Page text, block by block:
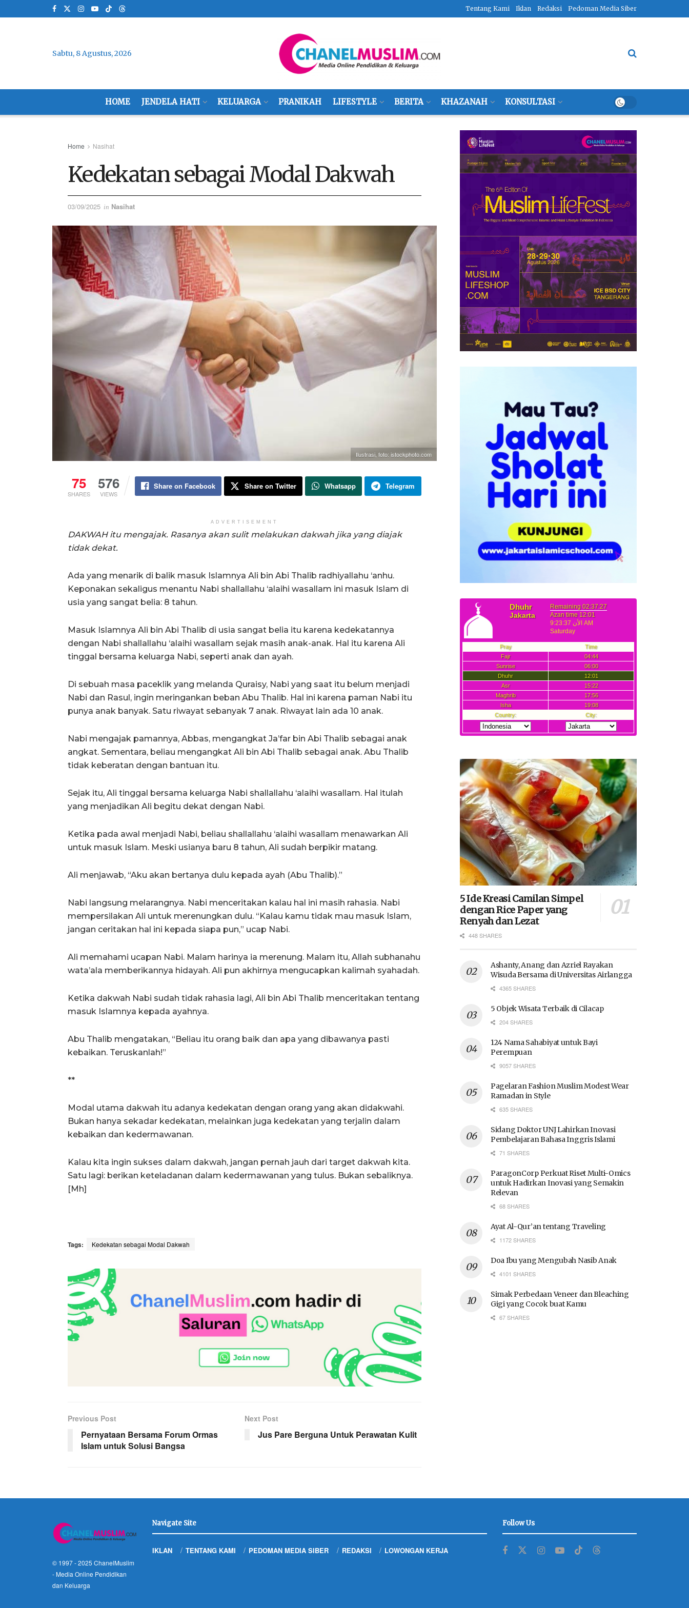
Tentang Kami Iklan Redaksi Pedoman Media Siber
Sabtu, 8 Agustus, 2026
HOME JENDELA HATI KELUARGA PRANIKAH LIFESTYLE BERITA KHAZANAH KONSULTASI
Home Nasihat
Kedekatan sebagai Modal Dakwah
03/09/2025 in Nasihat
Ilustrasi, foto: istockphoto.com
75
SHARES
576
VIEWS
Share on Facebook Share on Twitter Whatsapp Telegram
ADVERTISEMENT
DAKWAH itu mengajak. Rasanya akan sulit melakukan dakwah jika yang diajak
tidak dekat.
Ada yang menarik di balik masuk Islamnya Ali bin Abi Thalib radhiyallahu ‘anhu.
Keponakan sekaligus menantu Nabi shallallahu ‘alaihi wasallam ini masuk Islam di
usia yang sangat belia: 8 tahun.
Masuk Islamnya Ali bin Abi Thalib di usia sangat belia itu karena kedekatannya
dengan Nabi shallallahu ‘alaihi wasallam sejak masih anak-anak. Hal itu karena Ali
tinggal bersama keluarga Nabi, seperti anak dan ayah.
Di sebuah masa paceklik yang melanda Quraisy, Nabi yang saat itu belum menjadi
Nabi dan Rasul, ingin meringankan beban Abu Thalib. Hal ini karena paman Nabi itu
punya anak banyak. Satu riwayat sebanyak 7 anak. Riwayat lain ada 10 anak.
Nabi mengajak pamannya, Abbas, mengangkat Ja’far bin Abi Thalib sebagai anak
angkat. Sementara, beliau mengangkat Ali bin Abi Thalib sebagai anak. Abu Thalib
tidak keberatan dengan bantuan itu.
Sejak itu, Ali tinggal bersama keluarga Nabi shallallahu ‘alaihi wasallam. Hal itulah
yang menjadikan Ali begitu dekat dengan Nabi.
Ketika pada awal menjadi Nabi, beliau shallallahu ‘alaihi wasallam menawarkan Ali
untuk masuk Islam. Meski usianya baru 8 tahun, Ali sudah berpikir matang.
Ali menjawab, “Aku akan bertanya dulu kepada ayah (Abu Thalib).”
Nabi langsung melarangnya. Nabi menceritakan kalau hal ini masih rahasia. Nabi
mempersilakan Ali untuk merenungkan dulu. “Kalau kamu tidak mau masuk Islam,
jangan ceritakan hal ini kepada siapa pun,” ucap Nabi.
Ali memahami ucapan Nabi. Malam harinya ia merenung. Malam itu, Allah subhanahu
wata’ala memberikannya hidayah. Ali pun akhirnya mengucapkan kalimah syahadah.
Ketika dakwah Nabi sudah tidak rahasia lagi, Ali bin Abi Thalib menceritakan tentang
masuk Islamnya kepada ayahnya.
Abu Thalib mengatakan, “Beliau itu orang baik dan apa yang dibawanya pasti
kebaikan. Teruskanlah!”
**
Modal utama dakwah itu adanya kedekatan dengan orang yang akan didakwahi.
Bukan hanya sekadar kedekatan, melainkan juga kedekatan yang terjalin dalam
kebaikan dan kedermawanan.
Kalau kita ingin sukses dalam dakwah, jangan pernah jauh dari target dakwah kita.
Satu lagi: berikan keteladanan dalam kedermawanan yang tulus. Bukan sebaliknya.
[Mh]
Tags: Kedekatan sebagai Modal Dakwah
Previous Post
Pernyataan Bersama Forum Ormas
Islam untuk Solusi Bangsa
Next Post
Jus Pare Berguna Untuk Perawatan Kulit
5 Ide Kreasi Camilan Simpel
dengan Rice Paper yang
Renyah dan Lezat
448 SHARES
Ashanty, Anang dan Azriel Rayakan
Wisuda Bersama di Universitas Airlangga
4365 SHARES
5 Objek Wisata Terbaik di Cilacap
204 SHARES
124 Nama Sahabiyat untuk Bayi
Perempuan
9057 SHARES
Pagelaran Fashion Muslim Modest Wear
Ramadan in Style
635 SHARES
Sidang Doktor UNJ Lahirkan Inovasi
Pembelajaran Bahasa Inggris Islami
71 SHARES
ParagonCorp Perkuat Riset Multi-Omics
untuk Hadirkan Inovasi yang Semakin
Relevan
68 SHARES
Ayat Al-Qur’an tentang Traveling
1172 SHARES
Doa Ibu yang Mengubah Nasib Anak
4101 SHARES
Simak Perbedaan Veneer dan Bleaching
Gigi yang Cocok buat Kamu
67 SHARES
© 1997 - 2025 ChanelMuslim
- Media Online Pendidikan
dan Keluarga
Navigate Site
IKLAN TENTANG KAMI PEDOMAN MEDIA SIBER REDAKSI LOWONGAN KERJA
Follow Us